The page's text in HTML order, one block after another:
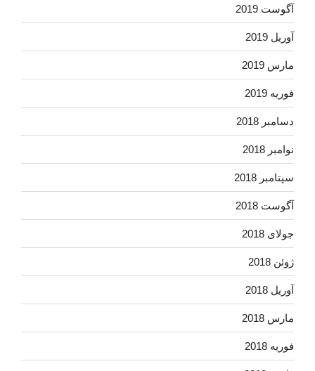
آگوست 2019
آوریل 2019
مارس 2019
فوریه 2019
دسامبر 2018
نوامبر 2018
سپتامبر 2018
آگوست 2018
جولای 2018
ژوئن 2018
آوریل 2018
مارس 2018
فوریه 2018